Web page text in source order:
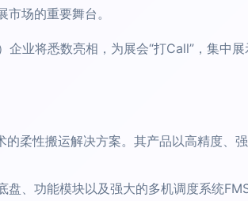
场的重要舞台。
业将悉数亮相，为展会“打Call”，集中展
柔性搬运解决方案。其产品以高精度、
盘、功能模块以及强大的多机调度系统